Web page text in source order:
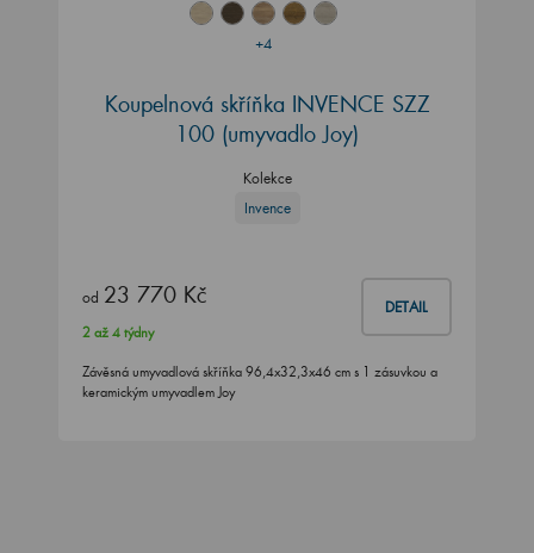
+4
Koupelnová skříňka INVENCE SZZ
100 (umyvadlo Joy)
Kolekce
Invence
od 23 770 Kč DETAIL
2 až 4 týdny
Závěsná umyvadlová skříňka 96,4x32,3x46 cm s 1 zásuvkou a
keramickým umyvadlem Joy